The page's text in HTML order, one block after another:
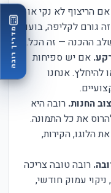
אם הריצוף לא נקי או
גורם לקליפה, בועות,
ההכנה — זה הכל.
אם יש ספיחות
להיחלץ. אנחנו
רובה היא
את כל התמונה.
הלוגו, הקירות,
רובה טובה צריכה
ניקוי עמוק חודשי,
מדריך רובה